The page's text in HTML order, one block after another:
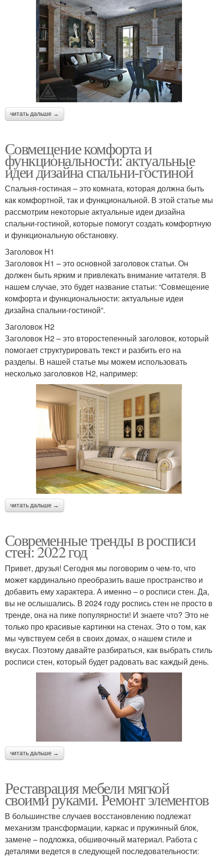
читать дальше →
Совмещение комфорта и
функциональности: актуальные
идеи дизайна спальни-гостиной
Спальня-гостиная – это комната, которая должна быть
как комфортной, так и функциональной. В этой статье мы
рассмотрим некоторые актуальные идеи дизайна
спальни-гостиной, которые помогут создать комфортную
и функциональную обстановку.
Заголовок H1
Заголовок H1 – это основной заголовок статьи. Он
должен быть ярким и привлекать внимание читателя. В
нашем случае, это будет название статьи: “Совмещение
комфорта и функциональности: актуальные идеи
дизайна спальни-гостиной”.
Заголовок H2
Заголовок H2 – это второстепенный заголовок, который
помогает структурировать текст и разбить его на
разделы. В нашей статье мы можем использовать
несколько заголовков H2, например:
читать дальше →
Современные тренды в росписи
стен: 2022 год
Привет, друзья! Сегодня мы поговорим о чем-то, что
может кардинально преобразить ваше пространство и
добавить ему характера. А именно – о росписи стен. Да,
вы не ослышались. В 2024 году роспись стен не просто в
тренде, она на пике популярности! И знаете что? Это не
только про красивые картинки на стенах. Это о том, как
мы чувствуем себя в своих домах, о нашем стиле и
вкусах. Поэтому давайте разбираться, как выбрать стиль
росписи стен, который будет радовать вас каждый день.
читать дальше →
Реставрация мебели мягкой
своими руками. Ремонт элементов
В большинстве случаев восстановлению подлежат
механизм трансформации, каркас и пружинный блок,
замене – подложка, обшивочный материал. Работа с
деталями ведется в следующей последовательности: